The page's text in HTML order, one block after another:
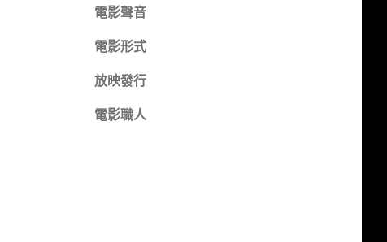
電影聲音
電影形式
放映發行
電影職人